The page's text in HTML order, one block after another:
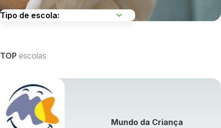
Visualizar todos os cursos »
TOP escolas
Mundo da Criança